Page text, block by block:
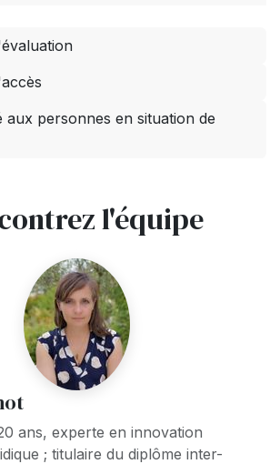
aux personnes en situation de
l'équipe
ans, experte en innovation
; titulaire du diplôme inter-